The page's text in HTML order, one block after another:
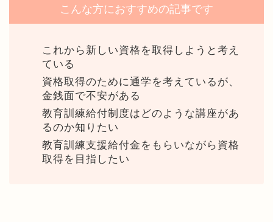
こんな方におすすめの記事です
これから新しい資格を取得しようと考え
ている
資格取得のために通学を考えているが、
金銭面で不安がある
教育訓練給付制度はどのような講座があ
るのか知りたい
教育訓練支援給付金をもらいながら資格
取得を目指したい